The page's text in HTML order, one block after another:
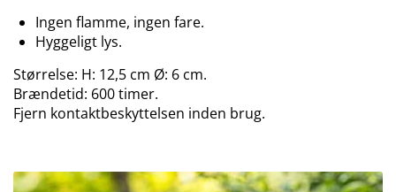
Ingen flamme, ingen fare.
Hyggeligt lys.
Størrelse: H: 12,5 cm Ø: 6 cm.
Brændetid: 600 timer.
Fjern kontaktbeskyttelsen inden brug.